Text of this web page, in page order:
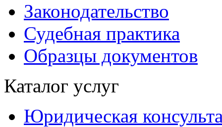
Законодательство
Судебная практика
Образцы документов
Каталог услуг
Юридическая